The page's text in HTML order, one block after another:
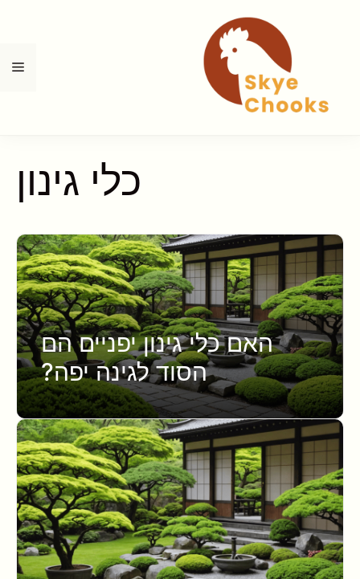
כלי גינון
האם כלי גינון יפניים הם
הסוד לגינה יפה?